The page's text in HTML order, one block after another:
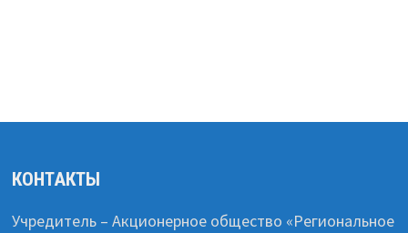
КОНТАКТЫ
Учредитель – Акционерное общество «Региональное